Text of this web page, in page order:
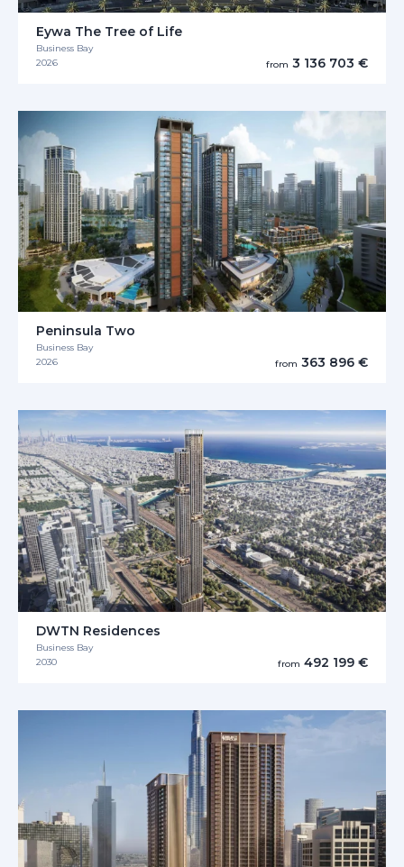
Eywa The Tree of Life
Business Bay
2026
from 3 136 703 €
Peninsula Two
Business Bay
2026
from 363 896 €
DWTN Residences
Business Bay
2030
from 492 199 €